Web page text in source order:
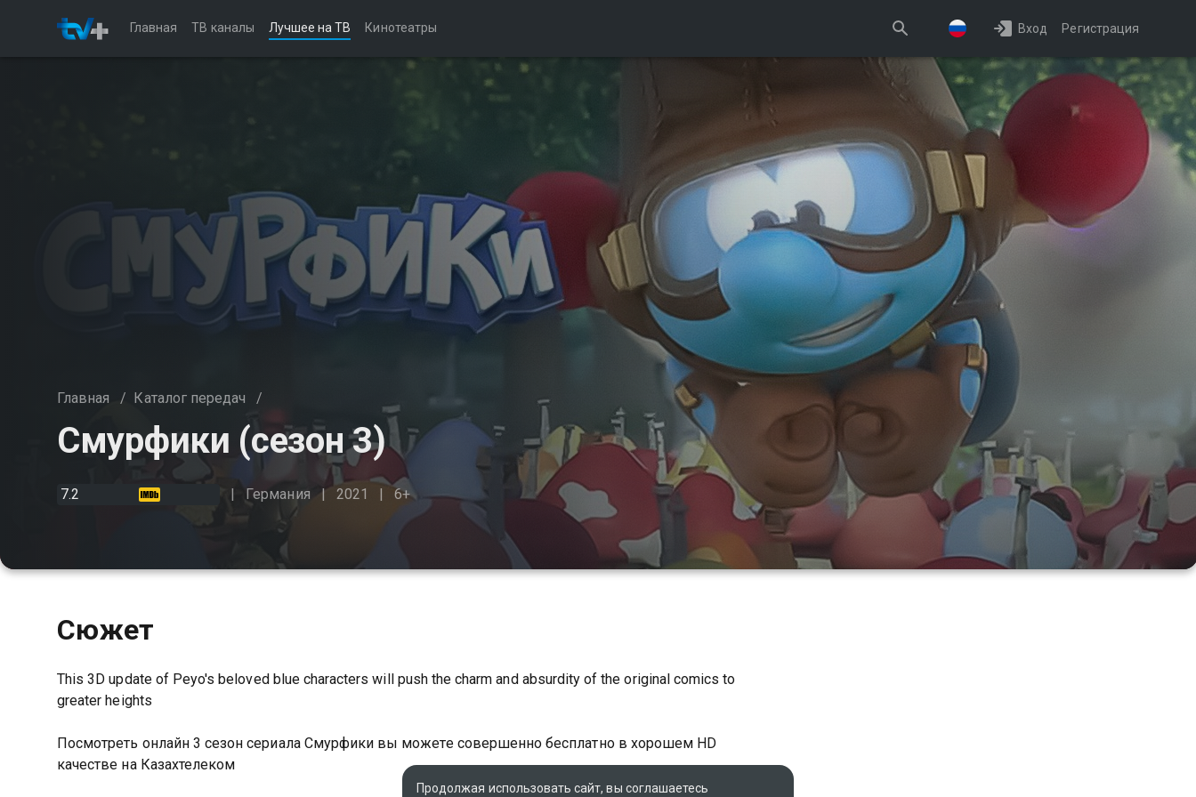
Главная ТВ каналы Лучшее на ТВ Кинотеатры Вход Регистрация
Главная / Каталог передач /
Смурфики (сезон 3)
7.2 Германия 2021 6+
Сюжет
This 3D update of Peyo's beloved blue characters will push the charm and absurdity of the original comics to
greater heights
Посмотреть онлайн 3 сезон сериала Смурфики вы можете совершенно бесплатно в хорошем HD
качестве на Казахтелеком
Продолжая использовать сайт, вы соглашаетесь